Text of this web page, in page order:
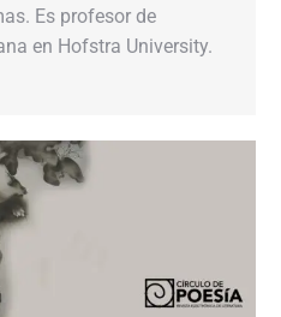
Es profesor de
en Hofstra University.